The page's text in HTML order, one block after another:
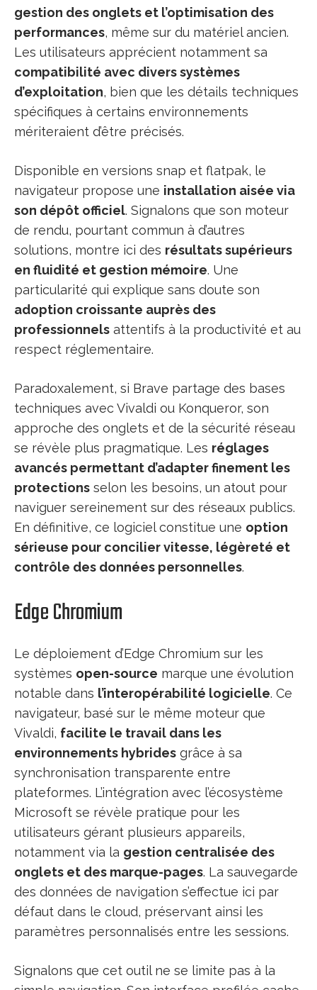
gestion des onglets et l’optimisation des
performances, même sur du matériel ancien.
Les utilisateurs apprécient notamment sa
compatibilité avec divers systèmes
d’exploitation, bien que les détails techniques
spécifiques à certains environnements
mériteraient d’être précisés.
Disponible en versions snap et flatpak, le
navigateur propose une installation aisée via
son dépôt officiel. Signalons que son moteur
de rendu, pourtant commun à d’autres
solutions, montre ici des résultats supérieurs
en fluidité et gestion mémoire. Une
particularité qui explique sans doute son
adoption croissante auprès des
professionnels attentifs à la productivité et au
respect réglementaire.
Paradoxalement, si Brave partage des bases
techniques avec Vivaldi ou Konqueror, son
approche des onglets et de la sécurité réseau
se révèle plus pragmatique. Les réglages
avancés permettant d’adapter finement les
protections selon les besoins, un atout pour
naviguer sereinement sur des réseaux publics.
En définitive, ce logiciel constitue une option
sérieuse pour concilier vitesse, légèreté et
contrôle des données personnelles.
Edge Chromium
Le déploiement d’Edge Chromium sur les
systèmes open-source marque une évolution
notable dans l’interopérabilité logicielle. Ce
navigateur, basé sur le même moteur que
Vivaldi, facilite le travail dans les
environnements hybrides grâce à sa
synchronisation transparente entre
plateformes. L’intégration avec l’écosystème
Microsoft se révèle pratique pour les
utilisateurs gérant plusieurs appareils,
notamment via la gestion centralisée des
onglets et des marque-pages. La sauvegarde
des données de navigation s’effectue ici par
défaut dans le cloud, préservant ainsi les
paramètres personnalisés entre les sessions.
Signalons que cet outil ne se limite pas à la